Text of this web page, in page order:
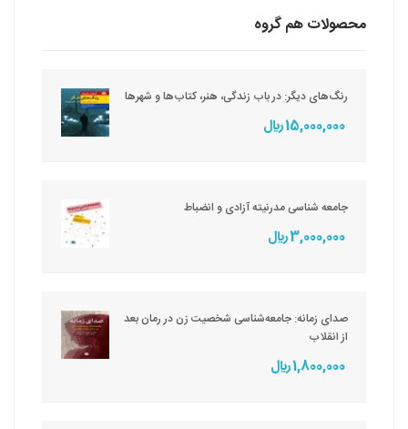
محصولات هم گروه
رنگ‌های دیگر: در باب زندگی، هنر، کتاب‌ها و شهرها
15,000,000 ريال
جامعه شناسی مدرنیته آزادی و انضباط
3,000,000 ريال
صدای زمانه: جامعه‌شناسی شخصیت زن در رمان بعد
از انقلاب
1,800,000 ريال